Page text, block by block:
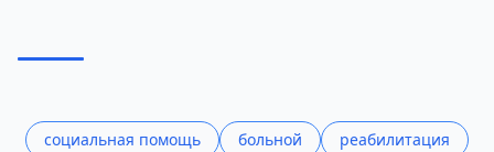
социальная помощь больной
реабилитация